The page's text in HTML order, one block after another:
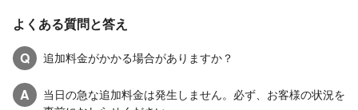
よくある質問と答え
Q
追加料金がかかる場合がありますか？
A
当日の急な追加料金は発生しません。必ず、お客様の状況を